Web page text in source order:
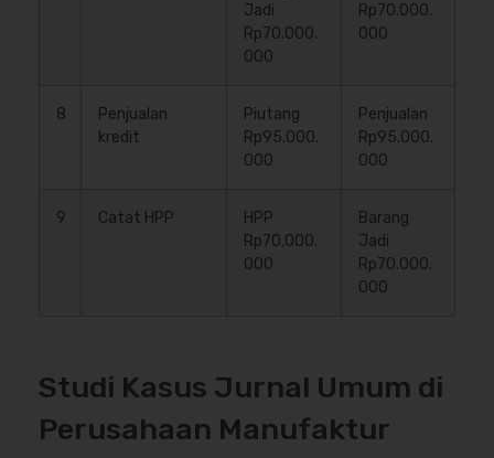
Jadi
Rp70.000.
000
Rp70.000.
000
8
Penjualan
kredit
Piutang
Rp95.000.
000
Penjualan
Rp95.000.
000
9 Catat HPP
HPP
Rp70.000.
000
Barang
Jadi
Rp70.000.
000
Studi Kasus Jurnal Umum di
Perusahaan Manufaktur